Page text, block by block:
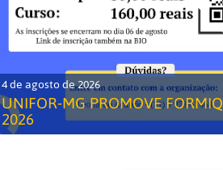
4 de agosto de 2026
UNIFOR-MG PROMOVE
2026